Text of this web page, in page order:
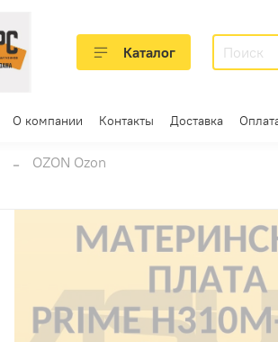
Каталог
О компании Контакты Доставка
OZON Ozon